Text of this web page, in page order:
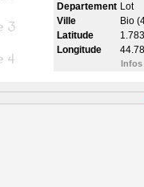
Departement Lot
Ville
Bio
Latitude
Longitude
Infos